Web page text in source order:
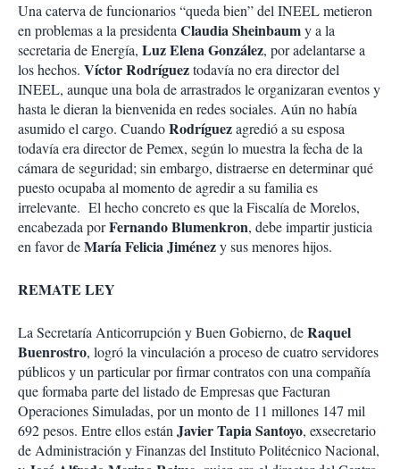
Una caterva de funcionarios “queda bien” del INEEL metieron
en problemas a la presidenta Claudia Sheinbaumy a la
secretaria de Energía, Luz Elena González, por adelantarse a
los hechos. Víctor Rodrígueztodavía no era director del
INEEL, aunque una bola de arrastrados le organizaran eventos y
hasta le dieran la bienvenida en redes sociales. Aún no había
asumido el cargo. CuandoRodríguezagredió a su esposa
todavía era director de Pemex, según lo muestra la fecha de la
cámara de seguridad; sin embargo, distraerse en determinar qué
puesto ocupaba al momento de agredir a su familia es
irrelevante. El hecho concreto es que la Fiscalía de Morelos,
encabezada porFernando Blumenkron, debe impartir justicia
en favor deMaría Felicia Jiménezy sus menores hijos.
REMATE LEY
La Secretaría Anticorrupción y Buen Gobierno, deRaquel
Buenrostro, logró la vinculación a proceso de cuatro servidores
públicos y un particular por firmar contratos con una compañía
que formaba parte del listado de Empresas que Facturan
Operaciones Simuladas, por un monto de 11 millones 147 mil
692 pesos. Entre ellos están Javier Tapia Santoyo, exsecretario
de Administración y Finanzas del Instituto Politécnico Nacional,